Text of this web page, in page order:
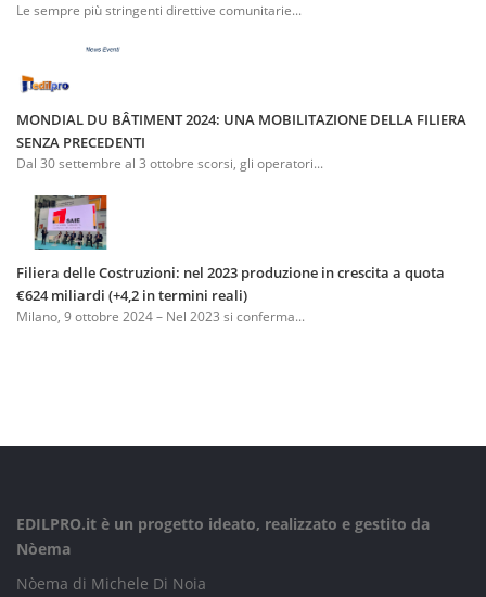
Le sempre più stringenti direttive comunitarie...
MONDIAL DU BÂTIMENT 2024: UNA MOBILITAZIONE DELLA FILIERA
SENZA PRECEDENTI
Dal 30 settembre al 3 ottobre scorsi, gli operatori...
Filiera delle Costruzioni: nel 2023 produzione in crescita a quota
€624 miliardi (+4,2 in termini reali)
Milano, 9 ottobre 2024 – Nel 2023 si conferma...
EDILPRO.it è un progetto ideato, realizzato e gestito da
Nòema
Nòema di Michele Di Noia